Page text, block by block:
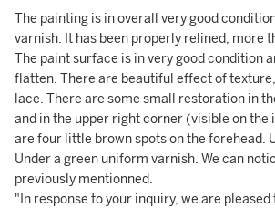
The painting is in overall very good
varnish. It has been properly relined, more
The paint surface is in very good condition
flatten. There are beautiful effect of
lace. There are some small restoration in
and in the upper right corner (visible on
are four little brown spots on the forehead.
Under a green uniform varnish. We can
previously mentionned.
"In response to your inquiry, we are